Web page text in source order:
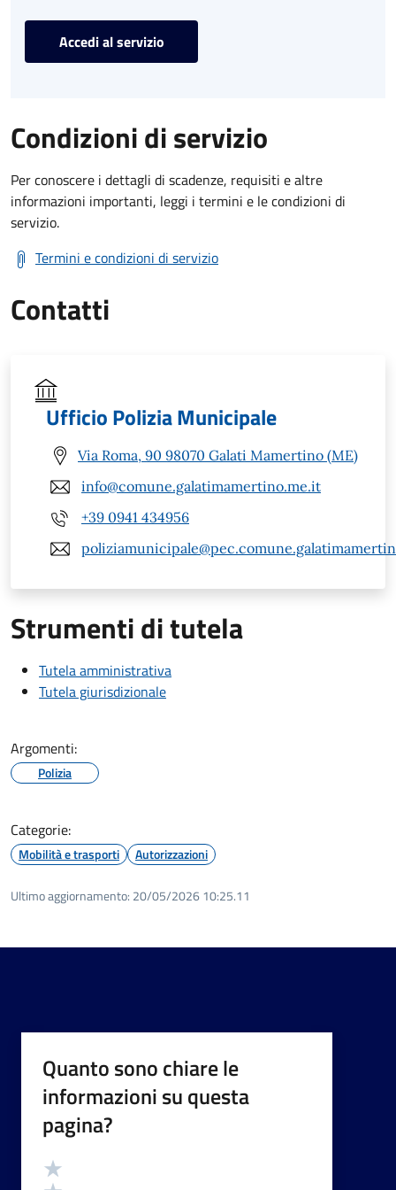
Accedi al servizio
Condizioni di servizio
Per conoscere i dettagli di scadenze, requisiti e altre
informazioni importanti, leggi i termini e le condizioni di
servizio.
Termini e condizioni di servizio
Contatti
Ufficio Polizia Municipale
Via Roma, 90 98070 Galati Mamertino (ME)
info@comune.galatimamertino.me.it
+39 0941 434956
Strumenti di tutela
Tutela amministrativa
Tutela giurisdizionale
Argomenti:
Polizia
Categorie:
Mobilità e trasporti Autorizzazioni
Ultimo aggiornamento: 20/05/2026 10:25.11
Quanto sono chiare le
informazioni su questa
pagina?
Valutazione